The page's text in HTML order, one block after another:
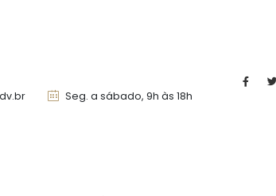
Seg. a sábado, 9h às 18h